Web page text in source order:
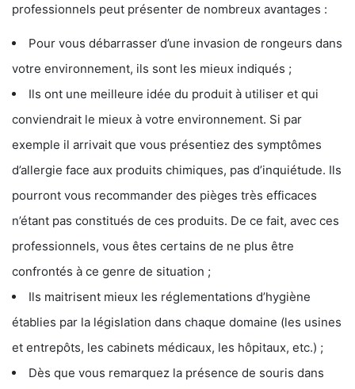
professionnels peut présenter de nombreux avantages :
Pour vous débarrasser d’une invasion de rongeurs dans
votre environnement, ils sont les mieux indiqués ;
Ils ont une meilleure idée du produit à utiliser et qui
conviendrait le mieux à votre environnement. Si par
exemple il arrivait que vous présentiez des symptômes
d’allergie face aux produits chimiques, pas d’inquiétude. Ils
pourront vous recommander des pièges très efficaces
n’étant pas constitués de ces produits. De ce fait, avec ces
professionnels, vous êtes certains de ne plus être
confrontés à ce genre de situation ;
Ils maitrisent mieux les réglementations d’hygiène
établies par la législation dans chaque domaine (les usines
et entrepôts, les cabinets médicaux, les hôpitaux, etc.) ;
Dès que vous remarquez la présence de souris dans